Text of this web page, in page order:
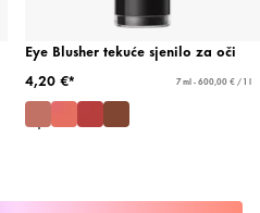
Eye Blusher tekuće sjenilo za oči
4,20 €*
7 ml - 600,00 € / 1 l